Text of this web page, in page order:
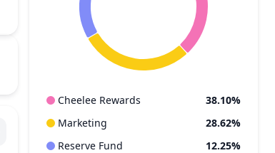
Cheelee Rewards
38.10%
Marketing
28.62%
Reserve Fund
12.25%